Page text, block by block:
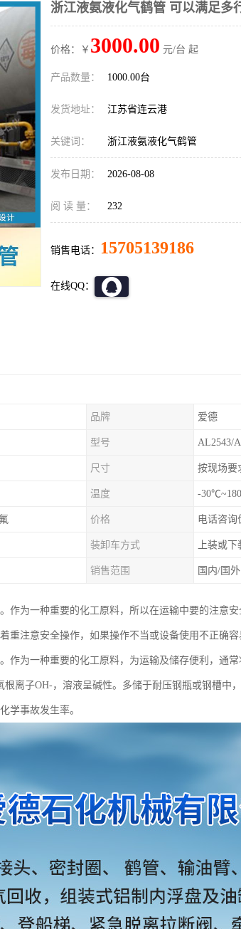
浙江液氨液化气鹤管 可以满足多
价格：￥ 3000.00 元/台 起
产品数量： 1000.00台
发货地址： 江苏省连云港
关键词： 浙江液氨液化气鹤管
发布日期： 2026-08-08
阅 读 量： 232
销售电话： 15705139186
在线QQ：
品牌 爱德
型号 AL2543/
尺寸 按现场要
温度 -
价格 电话咨询
装卸车方式 上装或下
销售范围 国内/国外
作为一种重要的化工原料，所以在运输中要的注意
重注意安全操作，如果操作不当或设备使用不正确容
作为一种重要的化工原料，为运输及储存便利，通
离子OH-，溶液呈碱性。多储于耐压钢瓶或钢槽中
学事故发生率。